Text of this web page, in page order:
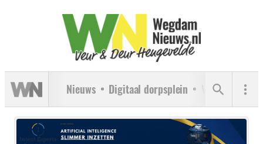
Nieuws Digitaal dorpsplein Verenigingen